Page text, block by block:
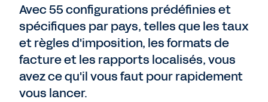
Avec 55 configurations prédéfinies et
spécifiques par pays, telles que les taux
et règles d'imposition, les formats de
facture et les rapports localisés, vous
avez ce qu'il vous faut pour rapidement
vous lancer.